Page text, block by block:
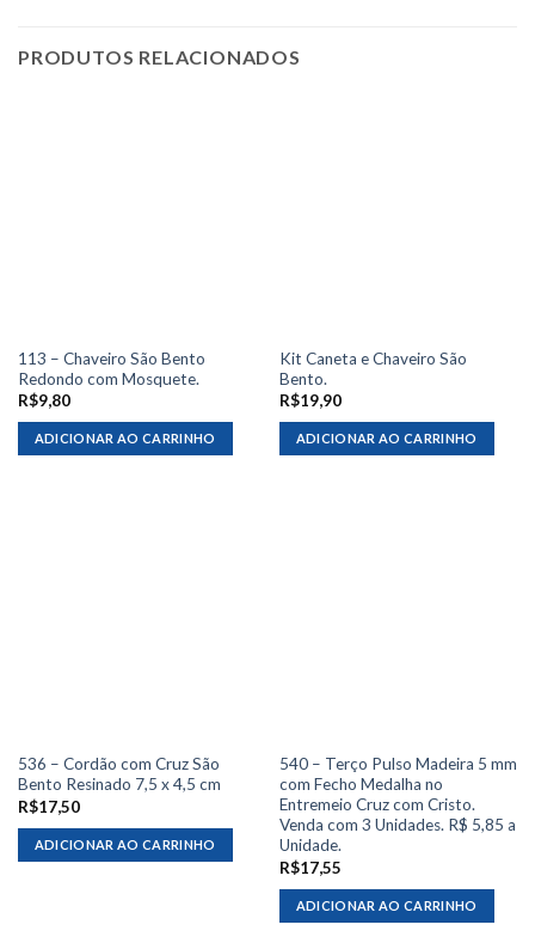
PRODUTOS RELACIONADOS
113 – Chaveiro São Bento
Redondo com Mosquete.
R$9,80
ADICIONAR AO CARRINHO
Kit Caneta e Chaveiro São
Bento.
R$19,90
ADICIONAR AO CARRINHO
536 – Cordão com Cruz São
Bento Resinado 7,5 x 4,5 cm
R$17,50
ADICIONAR AO CARRINHO
540 – Terço Pulso Madeira 5 mm
com Fecho Medalha no
Entremeio Cruz com Cristo.
Venda com 3 Unidades. R$ 5,85 a
Unidade.
R$17,55
ADICIONAR AO CARRINHO